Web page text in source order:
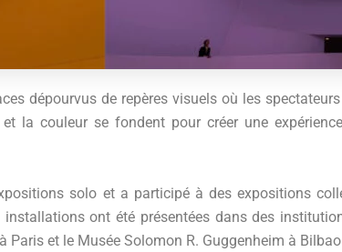
dépourvus de repères visuels où les
la couleur se fondent pour créer une
solo et a participé à des expositions
ont été présentées dans des
Paris et le Musée Solomon R. Guggenheim à